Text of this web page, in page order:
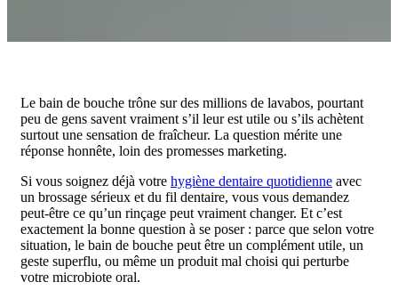
Le bain de bouche trône sur des millions de lavabos, pourtant
peu de gens savent vraiment s’il leur est utile ou s’ils achètent
surtout une sensation de fraîcheur. La question mérite une
réponse honnête, loin des promesses marketing.
Si vous soignez déjà votre hygiène dentaire quotidienne avec
un brossage sérieux et du fil dentaire, vous vous demandez
peut-être ce qu’un rinçage peut vraiment changer. Et c’est
exactement la bonne question à se poser : parce que selon votre
situation, le bain de bouche peut être un complément utile, un
geste superflu, ou même un produit mal choisi qui perturbe
votre microbiote oral.